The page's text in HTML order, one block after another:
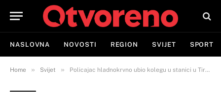
NASLOVNA NOVOSTI REGION SVIJET SPORT
Home » Svijet » Policajac hladnokrvno ubio kolegu u stanici u Tirani (UZNEMIRUJUĆI VIDEO)